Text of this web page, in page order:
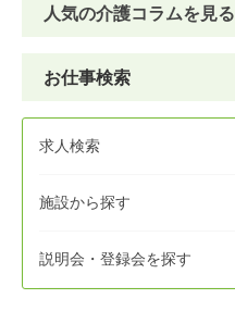
人気の介護コラムを見る
お仕事検索
求人検索
施設から探す
説明会・登録会を探す